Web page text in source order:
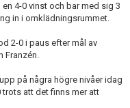
4-0 vinst och bar med sig 3
in i omklädningsrummet.
2-0 i paus efter mål av
Franzén.
på några högre nivåer idag
trots att det finns mer att